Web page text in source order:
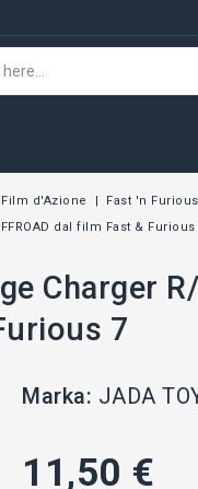
Film d'Azione Fast 'n Furious
dal film Fast & Furious
Charger
7
Marka: JADA
11,50 €